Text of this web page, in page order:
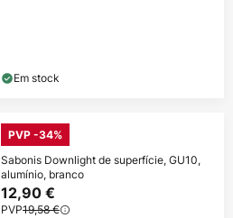
Em stock
PVP -34%
Sabonis Downlight de superfície, GU10,
alumínio, branco
12,90 €
PVP19,58 €